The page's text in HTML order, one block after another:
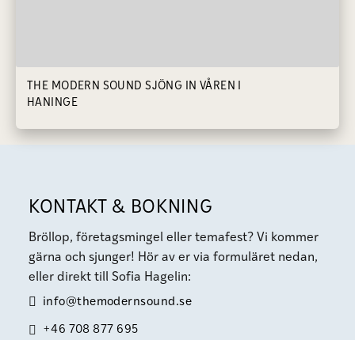
THE MODERN SOUND SJÖNG IN VÅREN I
HANINGE
KONTAKT & BOKNING
Bröllop, företagsmingel eller temafest? Vi kommer
gärna och sjunger! Hör av er via formuläret nedan,
eller direkt till Sofia Hagelin:
info@themodernsound.se
+46 708 877 695